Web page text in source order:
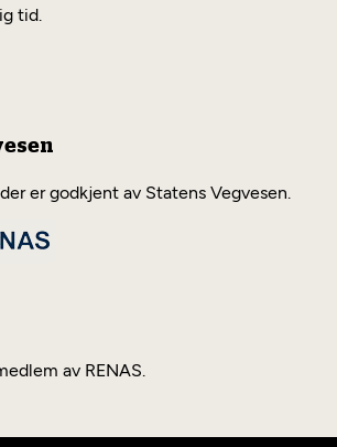
tid.
er godkjent av Statens Vegvesen.
av RENAS.